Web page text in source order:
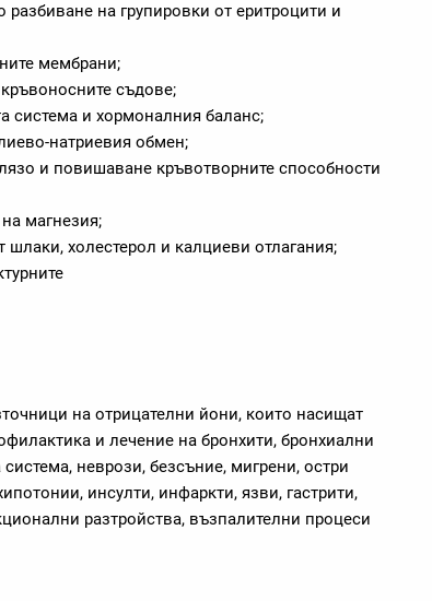
на групировки от еритроцити и
мембрани;
съдове;
система и хормоналния баланс;
натриевия обмен;
и повишаване кръвотворните способности
магнезия;
холестерол и калциеви отлагания;
на отрицателни йони, които насищат
и лечение на бронхити, бронхиални
неврози, безсъние, мигрени, остри
инсулти, инфаркти, язви, гастрити,
разтройства, възпалителни процеси